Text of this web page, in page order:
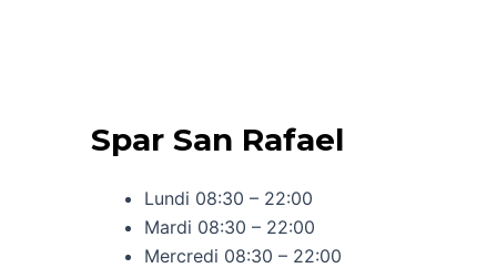
Spar San Rafael
Lundi 08:30 – 22:00
Mardi 08:30 – 22:00
Mercredi 08:30 – 22:00